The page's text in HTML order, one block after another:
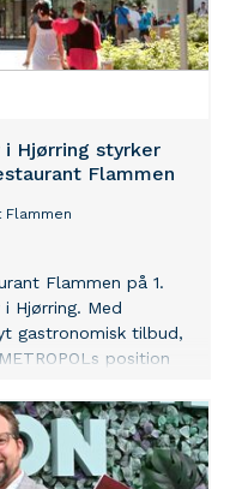
i Hjørring styrker
Flammen
Flammen
Flammen på 1.
i Hjørring. Med
gastronomisk tilbud,
position